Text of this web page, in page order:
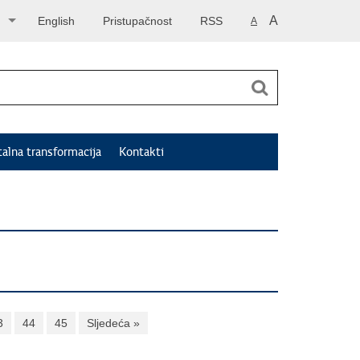
A A
RSS
Pristupačnost
English
transformacija Kontakti
44 45 Sljedeća »